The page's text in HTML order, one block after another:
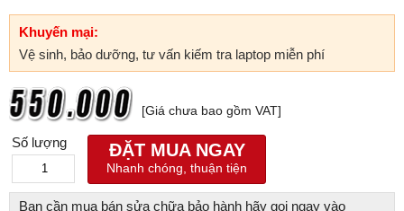
Khuyến mại:
Vệ sinh, bảo dưỡng, tư vấn kiếm tra laptop miễn phí
[Giá chưa bao gồm VAT]
Số lượng ĐẶT MUA NGAY
Nhanh chóng, thuận tiện
Bạn cần mua bán sửa chữa bảo hành hãy gọi ngay vào